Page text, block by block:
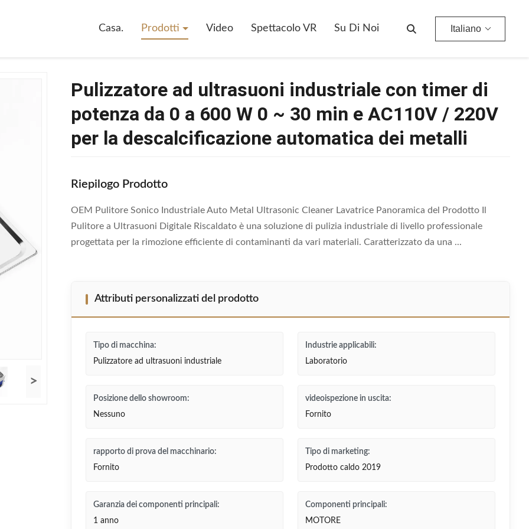
Casa. Prodotti Video Spettacolo VR Su Di Noi Italiano
>
Pulizzatore ad ultrasuoni industriale con timer di
potenza da 0 a 600 W 0 ~ 30 min e AC110V / 220V
per la descalcificazione automatica dei metalli
Riepilogo Prodotto
OEM Pulitore Sonico Industriale Auto Metal Ultrasonic Cleaner Lavatrice Panoramica del Prodotto Il
Pulitore a Ultrasuoni Digitale Riscaldato è una soluzione di pulizia industriale di livello professionale
progettata per la rimozione efficiente di contaminanti da vari materiali. Caratterizzato da una ...
Attributi personalizzati del prodotto
Tipo di macchina:
Pulizzatore ad ultrasuoni industriale
Industrie applicabili:
Laboratorio
Posizione dello showroom:
Nessuno
videoispezione in uscita:
Fornito
rapporto di prova del macchinario:
Fornito
Tipo di marketing:
Prodotto caldo 2019
Garanzia dei componenti principali:
1 anno
Componenti principali:
MOTORE